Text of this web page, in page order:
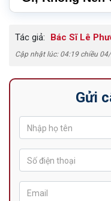
Tác giả: Bác Sĩ Lê
Cập nhật lúc: 04:19 chiều
Gửi